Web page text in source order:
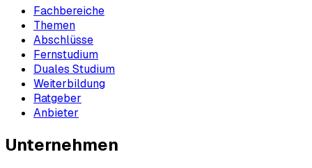
Fachbereiche
Themen
Abschlüsse
Fernstudium
Duales Studium
Weiterbildung
Ratgeber
Anbieter
Unternehmen